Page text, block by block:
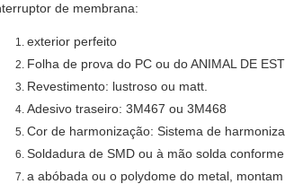
de membrana:
exterior perfeito
Folha de prova do PC ou do ANIMAL DE
Revestimento: lustroso ou matt.
Adesivo traseiro: 3M467 ou 3M468
Cor de harmonização: Sistema de
Soldadura de SMD ou à mão solda
a abóbada ou o polydome do metal,